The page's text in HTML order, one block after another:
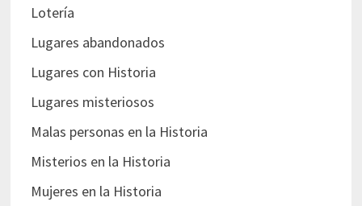
Lotería
Lugares abandonados
Lugares con Historia
Lugares misteriosos
Malas personas en la Historia
Misterios en la Historia
Mujeres en la Historia